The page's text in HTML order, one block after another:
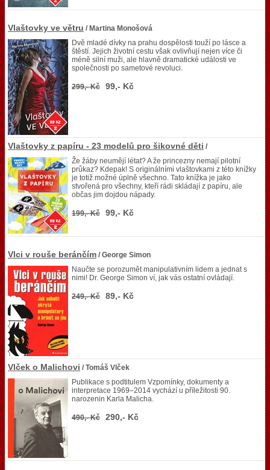
Vlaštovky ve větru / Martina Monošová
Dvě mladé dívky na prahu dospělosti touží po lásce a
štěstí. Jejich životní cestu však ovlivňují nejen více či
méně silní muži, ale hlavně dramatické události ve
společnosti po sametové revoluci.
299,- Kč 99,- Kč
Vlaštovky z papíru - 23 modelů pro šikovné děti /
Že žáby neumějí létat? A že princezny nemají pilotní
průkaz? Kdepak! S originálními vlaštovkami z této knížky
je totiž možné úplně všechno. Tato knížka je jako
stvořená pro všechny, kteří rádi skládají z papíru, ale
občas jim dojdou nápady.
199,- Kč 99,- Kč
Vlci v rouše beránčím / George Simon
Naučte se porozumět manipulativním lidem a jednat s
nimi! Dr. George Simon ví, jak vás ostatní ovládají.
249,- Kč 89,- Kč
Vlček o Malichovi / Tomáš Vlček
Publikace s podtitulem Vzpomínky, dokumenty a
interpretace 1969–2014 vychází u příležitosti 90.
narozenin Karla Malicha.
490,- Kč 290,- Kč